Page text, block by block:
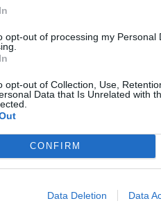
opt-out of processing my Personal
opt-out of Collection, Use,
Data that Is Unrelated with
CONFIRM
Data Deletion Data
να έχει
πιλότος έπαιρνε
και ένα καφέ
μόνη, παρά μόνο
πήγαινε και την